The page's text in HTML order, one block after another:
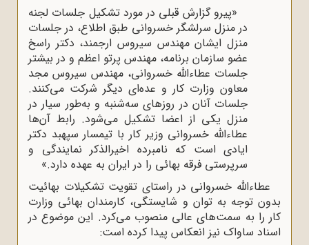
«پیرو گزارش قبلی در مورد تشکیل جلسات لجنه
در منزل سرلشگر خسروانی طبق اطلاع، در جلسات
منزل ایشان مهندس سیروس ارجمند، دکتر راسخ
عضو سازمان برنامه، مهندس پرتو اعظم و در بیشتر
جلسات عطاءالله خسروانی، مهندس سیروس مجد
معاون وزارت کار و عده‌ای دیگر شرکت می‌کنند.
جلسات آنان در روزهای سه‌شنبه و به‌طور سیار در
منزل یکی از اعضا تشکیل می‌شود. رابط آن‌ها
عطاءالله خسروانی وزیر کار با تیمسار سپهبد دکتر
ایادی است که نامبرده اخیرالذکر نمایندگی و
سرپرستی فرقه بهائی را در ایران به عهده دارد.»
عطاءالله خسروانی در راستای تقویت تشکیلات بهائیت
بدون توجه به توان و شایستگی، کارمندان بهائی وزارت
کار را به سمت‌های عالی منصوب می‌کرد. این موضوع در
اسناد ساواک نیز انعکاس پیدا کرده است: